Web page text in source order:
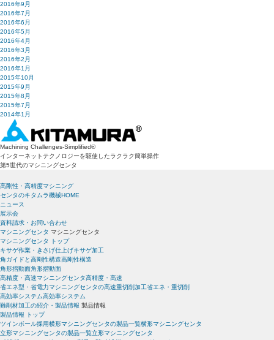
2016年9月
2016年7月
2016年6月
2016年5月
2016年4月
2016年3月
2016年2月
2016年1月
2015年10月
2015年9月
2015年8月
2015年7月
2014年1月
Machining Challenges-Simplified®
インターネットテクノロジーを駆使したラクラク簡単操作
第5世代のマシニングセンタ
高剛性・高精度マシニング
センタのキタムラ機械HOME
ニュース
展示会
資料請求・お問い合わせ
マシニングセンタ マシニングセンタ
マシニングセンタ トップ
キサゲ作業・きさげ仕上げキサゲ加工
角ガイドと高剛性構造高剛性構造
角形摺動面角形摺動面
高精度・高速マシニングセンタ高精度・高速
省エネ型・省電力マシニングセンタの高速重切削加工省エネ・重切削
高効率システム高効率システム
難削材加工の紹介・製品情報 製品情報
製品情報 トップ
ツインボール採用横形マシニングセンタの製品一覧横形マシニングセンタ
立形マシニングセンタの製品一覧立形マシニングセンタ